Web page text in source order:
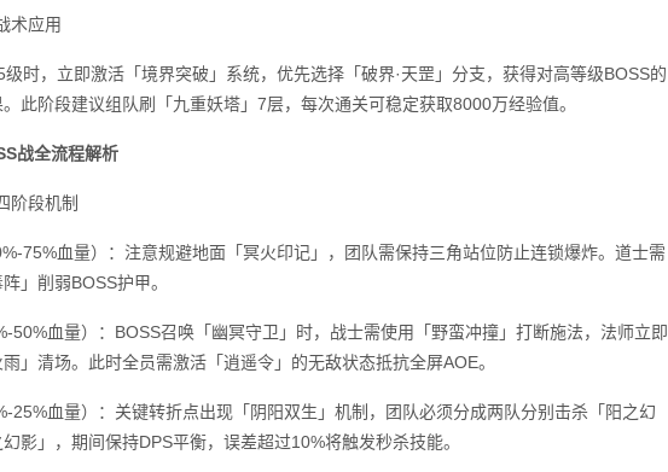
术应用
级时，立即激活「境界突破」系统，优先选择「破界·天罡」分支，获得对高等级BOSS的
此阶段建议组队刷「九重妖塔」7层，每次通关可稳定获取8000万经验值。
战全流程解析
阶段机制
75%血量）：注意规避地面「冥火印记」，团队需保持三角站位防止连锁爆炸。道士需
」削弱BOSS护甲。
50%血量）：BOSS召唤「幽冥守卫」时，战士需使用「野蛮冲撞」打断施法，法师立即
」清场。此时全员需激活「逍遥令」的无敌状态抵抗全屏AOE。
25%血量）：关键转折点出现「阴阳双生」机制，团队必须分成两队分别击杀「阳之幻
影」，期间保持DPS平衡，误差超过10%将触发秒杀技能。